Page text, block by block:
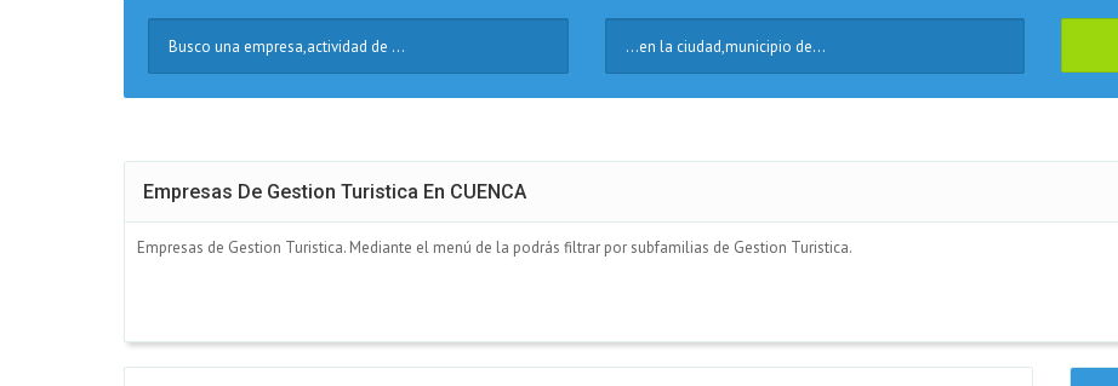
Texto
Empresas De Gestion Turistica En CUENCA
Empresas de Gestion Turistica. Mediante el menú de la podrás filtrar por subfamilias de Gestion Turistica.